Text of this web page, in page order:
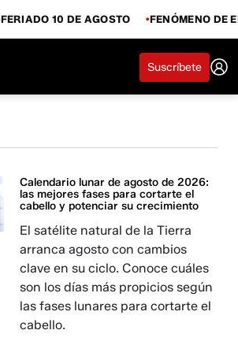
FERIADO 10 DE AGOSTO FENÓMENO DE
Suscríbete
Calendario lunar de agosto de 2026:
las mejores fases para cortarte el
cabello y potenciar su crecimiento
El satélite natural de la Tierra
arranca agosto con cambios
clave en su ciclo. Conoce cuáles
son los días más propicios según
las fases lunares para cortarte el
cabello.